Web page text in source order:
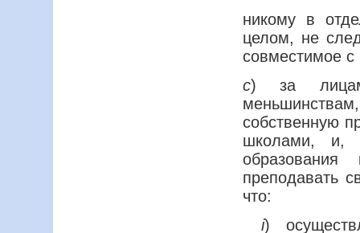
никому в
целом, не
совместимое
с) за
собственную
школами, и,
образования
преподавать
что:
i)